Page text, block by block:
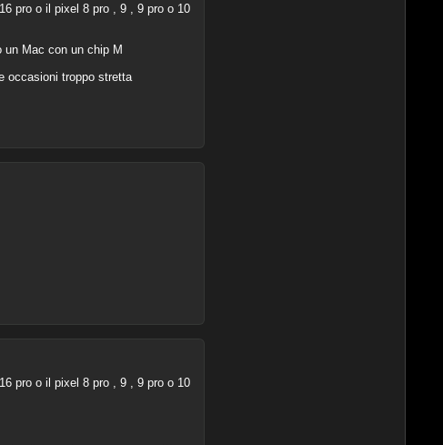
pro o il pixel 8 pro , 9 , 9 pro o 10
un Mac con un chip M
occasioni troppo stretta
pro o il pixel 8 pro , 9 , 9 pro o 10